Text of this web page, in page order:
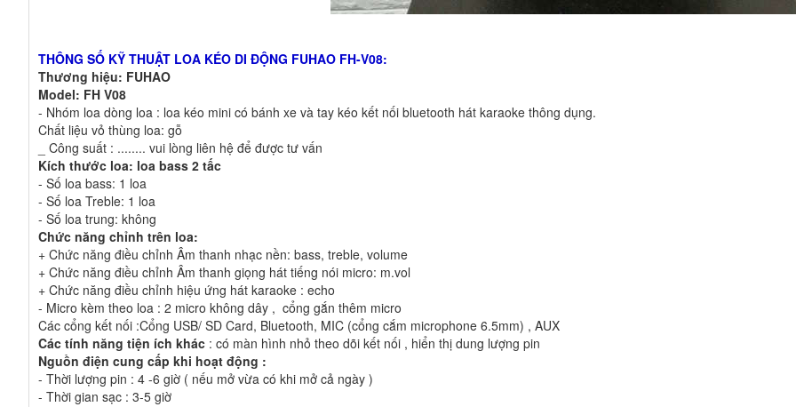
THÔNG SỐ KỸ THUẬT LOA KÉO DI ĐỘNG FUHAO FH-V08:
Thương hiệu: FUHAO
Model: FH V08
- Nhóm loa dòng loa : loa kéo mini có bánh xe và tay kéo kết nối bluetooth hát karaoke thông dụng.
Chất liệu vỏ thùng loa: gỗ
_ Công suất : ........ vui lòng liên hệ để được tư vấn
Kích thước loa: loa bass 2 tấc
- Số loa bass: 1 loa
- Số loa Treble: 1 loa
- Số loa trung: không
Chức năng chỉnh trên loa:
+ Chức năng điều chỉnh Âm thanh nhạc nền: bass, treble, volume
+ Chức năng điều chỉnh Âm thanh giọng hát tiếng nói micro: m.vol
+ Chức năng điều chỉnh hiệu ứng hát karaoke : echo
- Micro kèm theo loa : 2 micro không dây , cổng gắn thêm micro
Các cổng kết nối :Cổng USB/ SD Card, Bluetooth, MIC (cổng cắm microphone 6.5mm) , AUX
Các tính năng tiện ích khác : có màn hình nhỏ theo dõi kết nối , hiển thị dung lượng pin
Nguồn điện cung cấp khi hoạt động :
- Thời lượng pin : 4 -6 giờ ( nếu mở vừa có khi mở cả ngày )
- Thời gian sạc : 3-5 giờ